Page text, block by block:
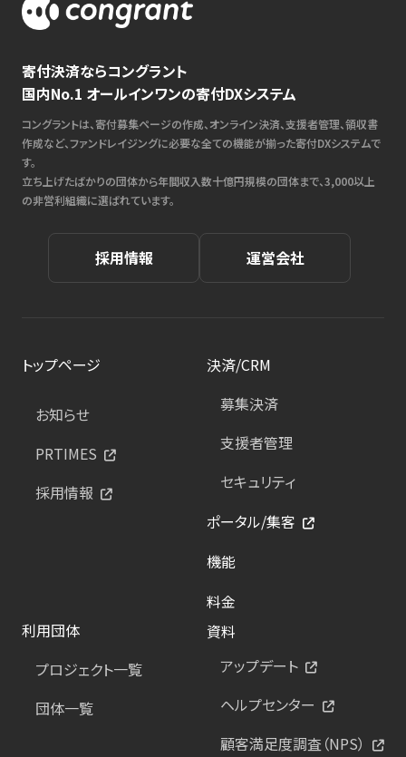
寄付決済ならコングラント
国内No.1 オールインワンの寄付DXシステム
コングラントは、寄付募集ページの作成、オンライン決済、支援者管理、領収書
作成など、ファンドレイジングに必要な全ての機能が揃った寄付DXシステムで
す。
立ち上げたばかりの団体から年間収入数十億円規模の団体まで、3,000以上
の非営利組織に選ばれています。
採用情報 運営会社
トップページ
お知らせ
PRTIMES
採用情報
決済/CRM
募集決済
支援者管理
セキュリティ
ポータル/集客
機能
料金
利用団体
プロジェクト一覧
団体一覧
資料
アップデート
ヘルプセンター
顧客満足度調査（NPS）